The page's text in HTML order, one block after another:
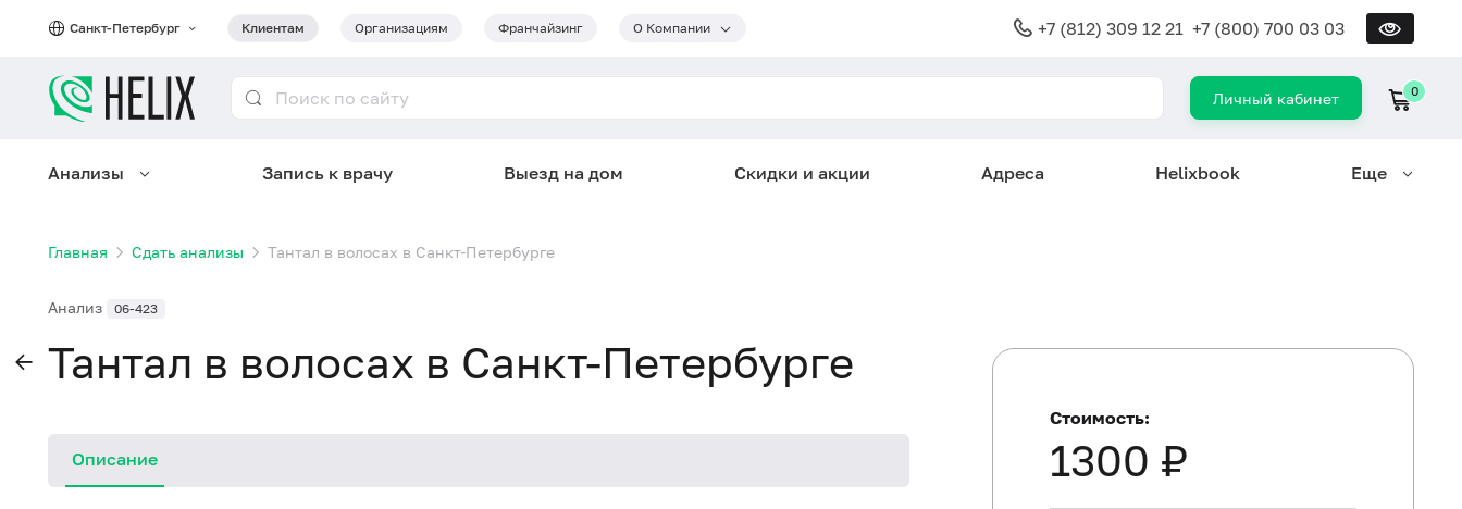
Санкт-Петербург Клиентам Организациям Франчайзинг О Компании +7 (812) 309 12 21 +7 (800) 700 03 03
Личный кабинет 0
Анализы Запись к врачу Выезд на дом Скидки и акции Адреса Helixbook Еще
Главная Сдать анализы Тантал в волосах в Санкт-Петербурге
Анализ 06-423
Тантал в волосах в Санкт-Петербурге
Описание
Стоимость:
1300 ₽